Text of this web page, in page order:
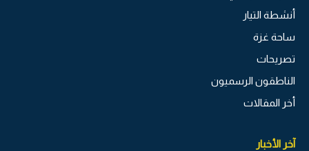
أنشطة التيار
ساحة غزة
تصريحات
الناطقون الرسميون
أخر المقالات
آخر الأخبار